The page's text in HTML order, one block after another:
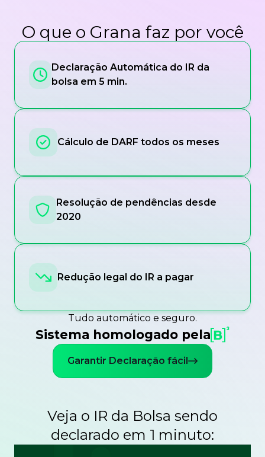
O que o Grana faz por você
Declaração Automática do IR da
bolsa em 5 min.
Cálculo de DARF todos os meses
Resolução de pendências desde
2020
Redução legal do IR a pagar
Tudo automático e seguro.
Sistema homologado pela
Garantir Declaração fácil
Veja o IR da Bolsa sendo
declarado em 1 minuto: